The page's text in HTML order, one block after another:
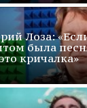
Лоза:
была
кричалка»